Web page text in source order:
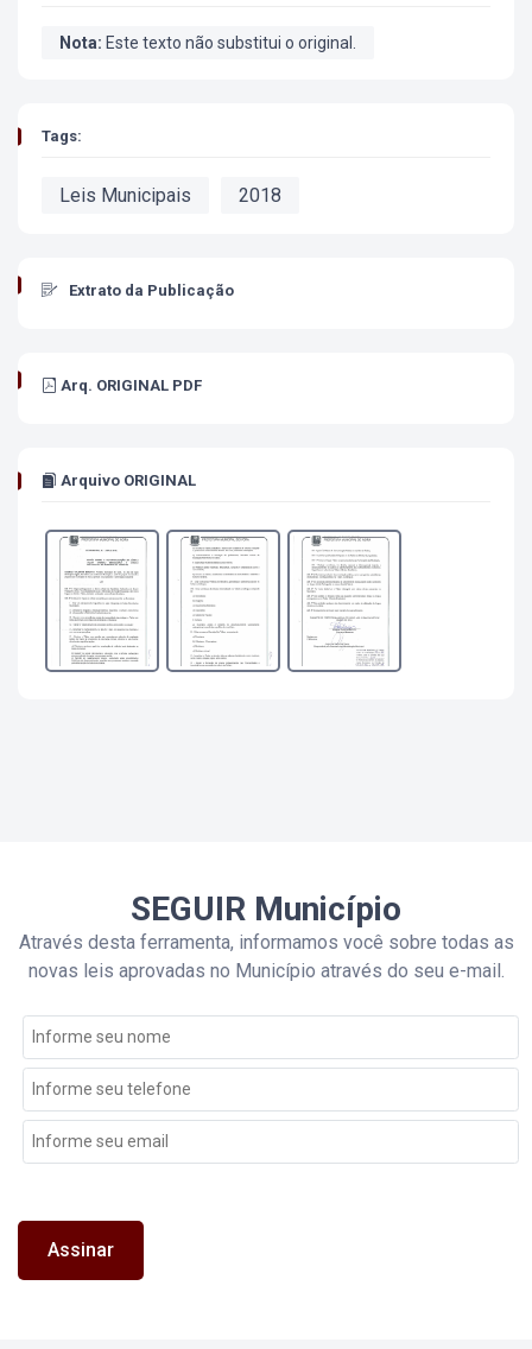
Nota: Este texto não substitui o original.
Tags:
Leis Municipais 2018
Extrato da Publicação
Arq. ORIGINAL PDF
Arquivo ORIGINAL
SEGUIR Município
Através desta ferramenta, informamos você sobre todas as
novas leis aprovadas no Município através do seu e-mail.
Assinar